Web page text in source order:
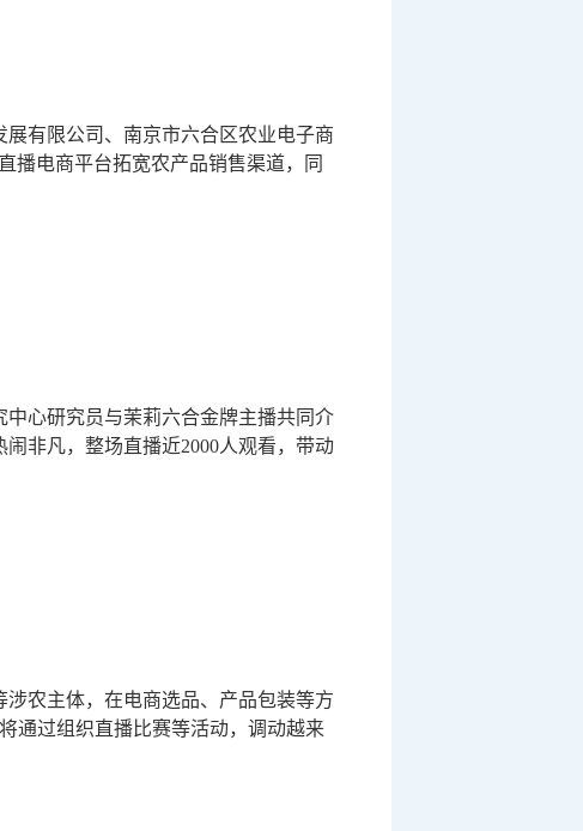
有限公司、南京市六合区农业电子商
播电商平台拓宽农产品销售渠道，同
心研究员与茉莉六合金牌主播共同介
非凡，整场直播近2000人观看，带动
农主体，在电商选品、产品包装等方
通过组织直播比赛等活动，调动越来